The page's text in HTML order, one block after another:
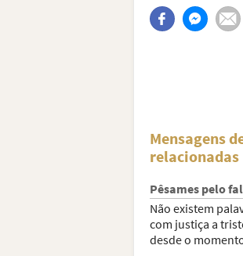
Mensagens
relacionadas
Pêsames pelo
Não existem
com justiça a
desde o